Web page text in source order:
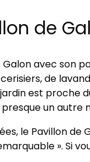
de
Galon avec son
de
est proche
presque un autre
le Pavillon
». Si